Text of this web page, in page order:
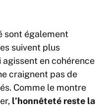
sont également
suivent plus
en cohérence
craignent pas de
Comme le montre
l’honnêteté reste la